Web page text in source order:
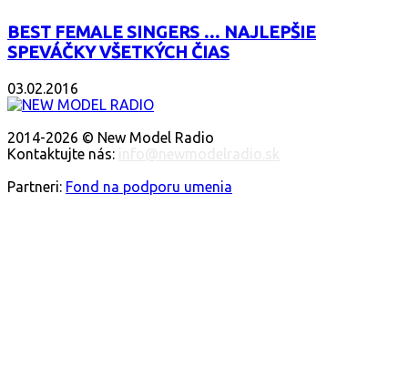
BEST FEMALE SINGERS … NAJLEPŠIE
SPEVÁČKY VŠETKÝCH ČIAS
03.02.2016
2014-2026 © New Model Radio
Kontaktujte nás:
Partneri: Fond na podporu umenia